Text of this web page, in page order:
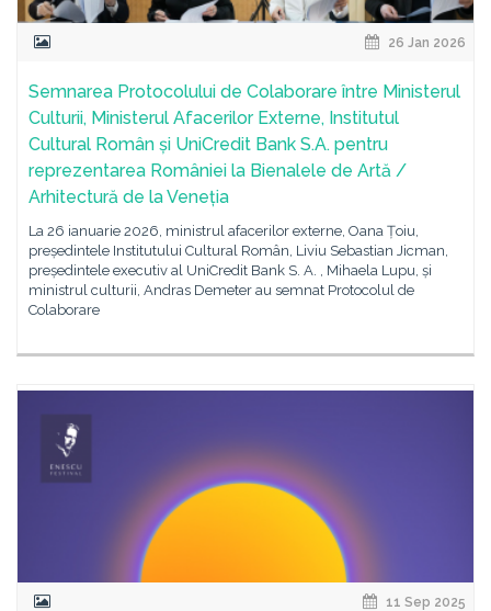
26 Jan 2026
Semnarea Protocolului de Colaborare între Ministerul
Culturii, Ministerul Afacerilor Externe, Institutul
Cultural Român și UniCredit Bank S.A. pentru
reprezentarea României la Bienalele de Artă /
Arhitectură de la Veneția
La 26 ianuarie 2026, ministrul afacerilor externe, Oana Țoiu,
președintele Institutului Cultural Român, Liviu Sebastian Jicman,
președintele executiv al UniCredit Bank S. A. , Mihaela Lupu, și
ministrul culturii, Andras Demeter au semnat Protocolul de
Colaborare
11 Sep 2025